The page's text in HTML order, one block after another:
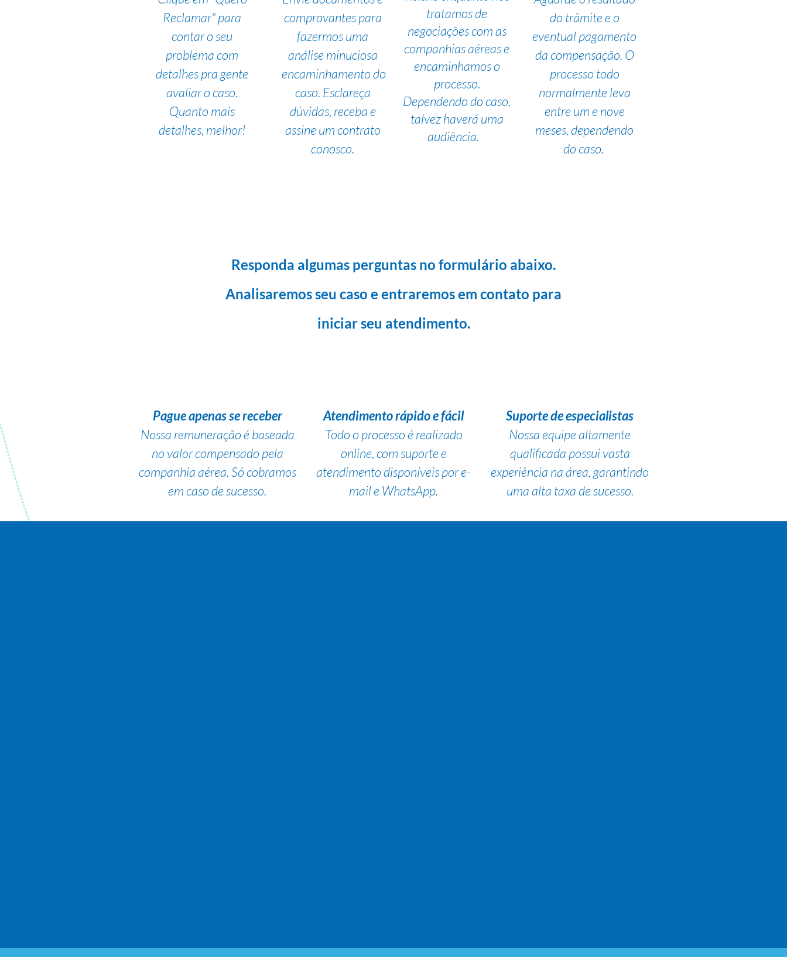
Reclamar" para
contar o seu
problema com
detalhes pra gente
avaliar o caso.
Quanto mais
detalhes, melhor!
comprovantes para
fazermos uma
análise minuciosa
encaminhamento do
caso. Esclareça
dúvidas, receba e
assine um contrato
conosco.
tratamos de
negociações com as
companhias aéreas e
encaminhamos o
processo.
Dependendo do caso,
talvez haverá uma
audiência.
do trâmite e o
eventual pagamento
da compensação. O
processo todo
normalmente leva
entre um e nove
meses, dependendo
do caso.
Responda algumas perguntas no formulário abaixo.
Analisaremos seu caso e entraremos em contato para
iniciar seu atendimento.
Pague apenas se receber
Nossa remuneração é baseada
no valor compensado pela
companhia aérea. Só cobramos
em caso de sucesso.
Atendimento rápido e fácil
Todo o processo é realizado
online, com suporte e
atendimento disponíveis por e-
mail e WhatsApp.
Suporte de especialistas
Nossa equipe altamente
qualificada possui vasta
experiência na área, garantindo
uma alta taxa de sucesso.